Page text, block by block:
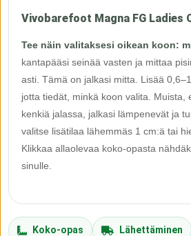
Vivobarefoot Magna FG Ladies
Tee näin valitaksesi oikean koon:
kantapääsi seinää vasten ja mittaa
asti. Tämä on jalkasi mitta. Lisää
jotta tiedät, minkä koon valita. Muista,
kenkiä jalassa, jalkasi lämpenevät ja
valitse lisätilaa lähemmäs 1 cm:ä tai
Klikkaa allaolevaa koko-opasta
sinulle.
Koko-opas Lähettäminen